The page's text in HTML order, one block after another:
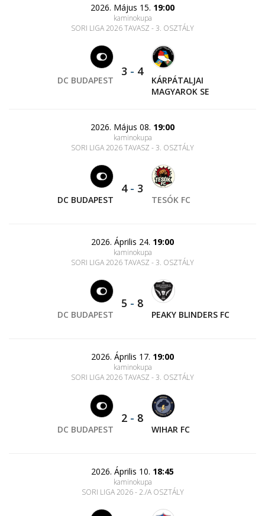
2026. Május 15. 19:00
kaminokupa
SORI LIGA 2026 TAVASZ - 3. OSZTÁLY
DC BUDAPEST
3 - 4
KÁRPÁTALJAI
MAGYAROK SE
2026. Május 08. 19:00
kaminokupa
SORI LIGA 2026 TAVASZ - 3. OSZTÁLY
DC BUDAPEST
4- 3
TESÓK FC
2026. Április 24. 19:00
kaminokupa
SORI LIGA 2026 TAVASZ - 3. OSZTÁLY
DC BUDAPEST
5 - 8
PEAKY BLINDERS FC
2026. Április 17. 19:00
kaminokupa
SORI LIGA 2026 TAVASZ - 3. OSZTÁLY
DC BUDAPEST
2 - 8
WIHAR FC
2026. Április 10. 18:45
kaminokupa
SORI LIGA 2026 - 2./A OSZTÁLY